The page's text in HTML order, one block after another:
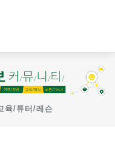
육/튜터/레슨